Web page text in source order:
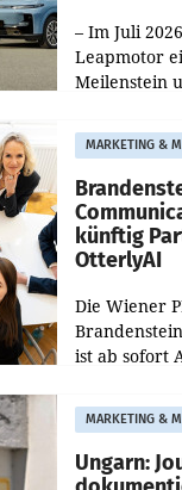
– Im Juli
Leapmotor
Meilenstein
aus, womit
gegenüber
verdoppelte
MARKETING &
künftig
OtterlyAI
Die Wiener
ist ab sofort
OtterlyAI.
Agentur ihr
MARKETING &
Ungarn: